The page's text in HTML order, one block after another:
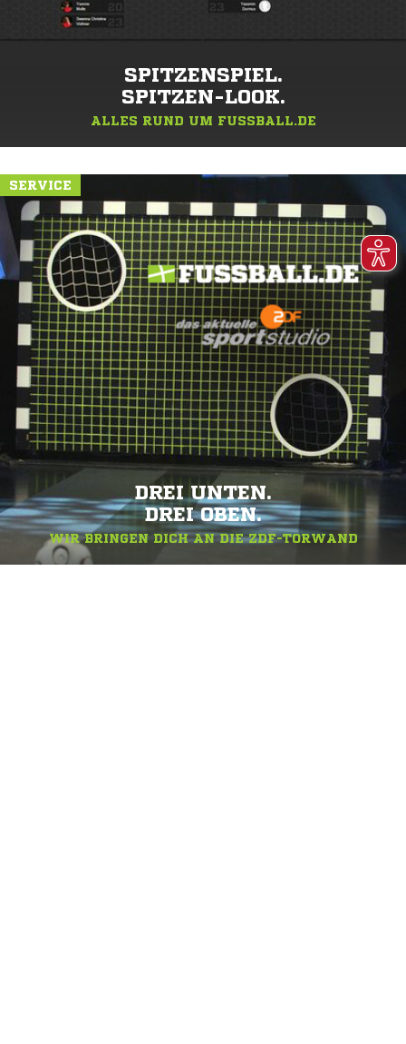
SPITZENSPIEL.
SPITZEN-LOOK.
ALLES RUND UM FUSSBALL.DE
SERVICE
DREI UNTEN.
DREI OBEN.
WIR BRINGEN DICH AN DIE ZDF-TORWAND